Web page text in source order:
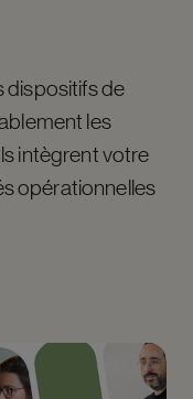
dispositifs de
les
intègrent votre
opérationnelles